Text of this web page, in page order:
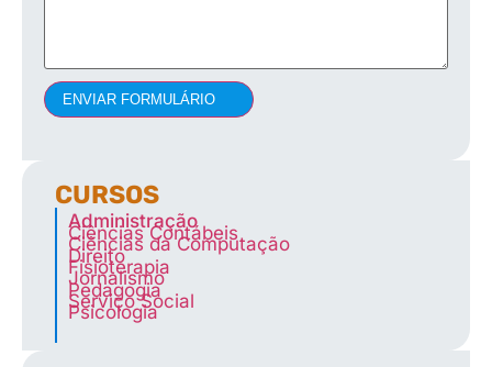
ENVIAR FORMULÁRIO
CURSOS
Administração
Ciências Contábeis
Ciências da Computação
Direito
Fisioterapia
Jornalismo
Pedagogia
Serviço Social
Psicologia